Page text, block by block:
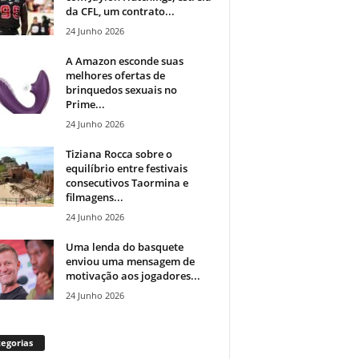
da CFL, um contrato...
24 Junho 2026
A Amazon esconde suas
melhores ofertas de
brinquedos sexuais no
Prime...
24 Junho 2026
Tiziana Rocca sobre o
equilíbrio entre festivais
consecutivos Taormina e
filmagens...
24 Junho 2026
Uma lenda do basquete
enviou uma mensagem de
motivação aos jogadores...
24 Junho 2026